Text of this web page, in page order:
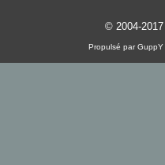
© 2004-2017
Propulsé par GuppY